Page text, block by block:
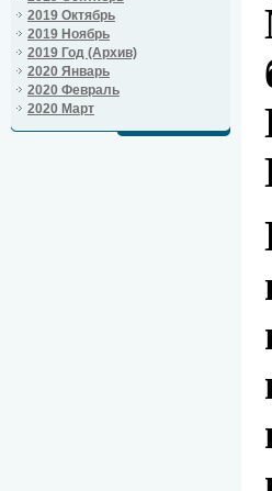
2019 Октябрь
2019 Ноябрь
2019 Год (Архив)
2020 Январь
2020 Февраль
2020 Март